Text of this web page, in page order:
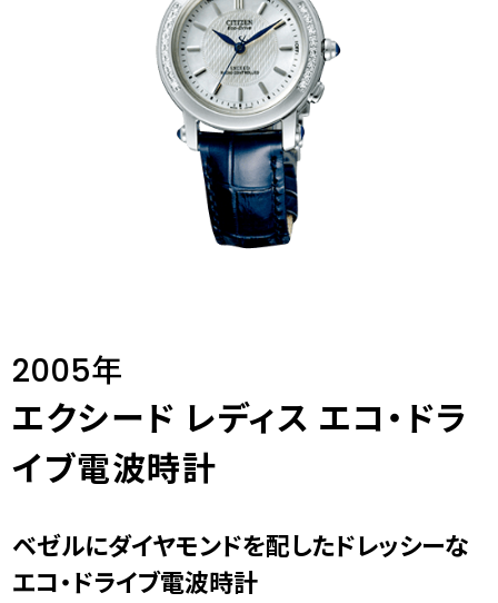
2005年
エクシード レディス エコ・ドラ
イブ電波時計
ベゼルにダイヤモンドを配したドレッシーな
エコ・ドライブ電波時計